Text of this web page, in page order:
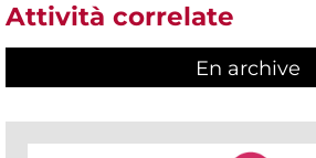
Attività correlate
En archive